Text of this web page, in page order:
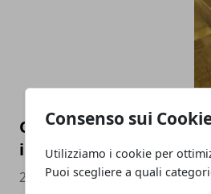
Consenso sui
Utilizziamo i cookie per
Puoi scegliere a quali
Oro: perché è
inestimabile?
29/11/2020